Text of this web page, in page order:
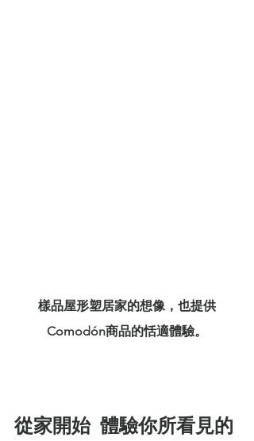
樣品屋形塑居家的想像，也提供
Comodón商品的恬適體驗。
從家開始 體驗你所看見的